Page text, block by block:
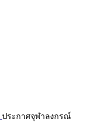
ประกาศจุฬาลงกรณ์